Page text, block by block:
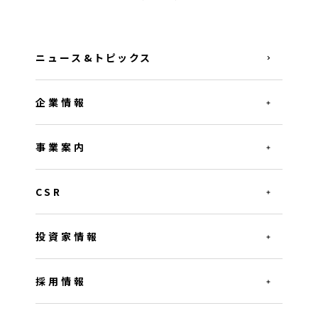
ニュース&トピックス
企業情報
事業案内
CSR
投資家情報
採用情報